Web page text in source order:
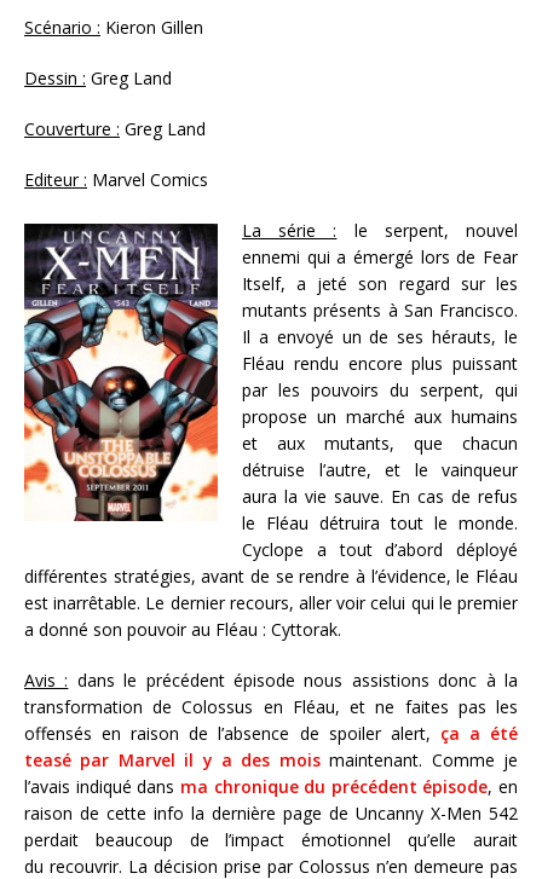
Scénario : Kieron Gillen
Dessin : Greg Land
Couverture : Greg Land
Editeur : Marvel Comics
La série : le serpent, nouvel
ennemi qui a émergé lors de Fear
Itself, a jeté son regard sur les
mutants présents à San Francisco.
Il a envoyé un de ses hérauts, le
Fléau rendu encore plus puissant
par les pouvoirs du serpent, qui
propose un marché aux humains
et aux mutants, que chacun
détruise l’autre, et le vainqueur
aura la vie sauve. En cas de refus
le Fléau détruira tout le monde.
Cyclope a tout d’abord déployé
différentes stratégies, avant de se rendre à l’évidence, le Fléau
est inarrêtable. Le dernier recours, aller voir celui qui le premier
a donné son pouvoir au Fléau : Cyttorak.
Avis : dans le précédent épisode nous assistions donc à la
transformation de Colossus en Fléau, et ne faites pas les
offensés en raison de l’absence de spoiler alert, ça a été
teasé par Marvel il y a des moismaintenant. Comme je
l’avais indiqué dans ma chronique du précédent épisode, en
raison de cette info la dernière page de Uncanny X-Men 542
perdait beaucoup de l’impact émotionnel qu’elle aurait
du recouvrir. La décision prise par Colossus n’en demeure pas